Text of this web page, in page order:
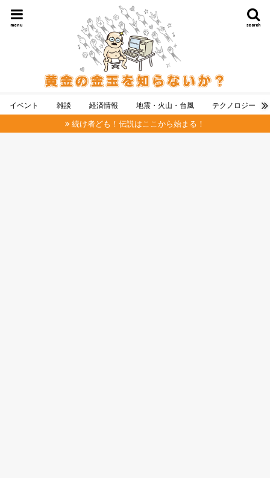
search
menu
イベント 雑談 経済情報 地震・火山・台風 テクノロジー
続け者ども！伝説はここから始まる！